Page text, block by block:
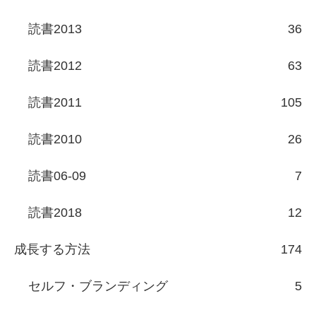
読書2013 36
読書2012 63
読書2011 105
読書2010 26
読書06-09 7
読書2018 12
成長する方法 174
セルフ・ブランディング 5